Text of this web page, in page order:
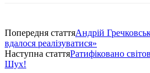
Попередня статтяАндрій
вдалося реалізуватися»
Наступна статтяРатифіковано
Шух!